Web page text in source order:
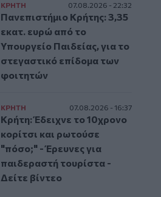
ΚΡΗΤΗ 07.08.2026 - 22:32
Πανεπιστήμιο Κρήτης: 3,35
εκατ. ευρώ από το
Υπουργείο Παιδείας, για το
στεγαστικό επίδομα των
φοιτητών
ΚΡΗΤΗ 07.08.2026 - 16:37
Κρήτη: Έδειχνε το 10χρονο
κορίτσι και ρωτούσε
"πόσο;" - Έρευνες για
παιδεραστή τουρίστα -
Δείτε βίντεο